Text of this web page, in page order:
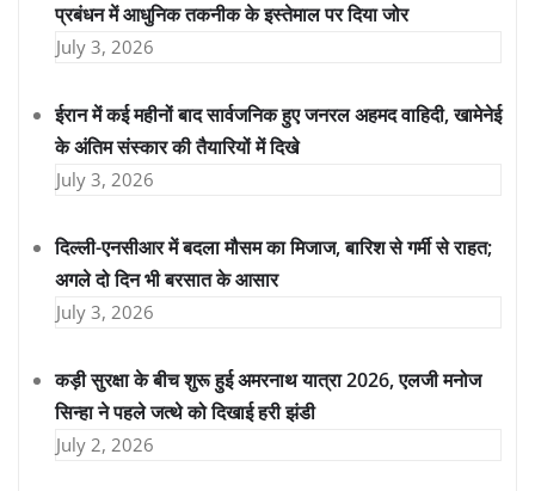
प्रबंधन में आधुनिक तकनीक के इस्तेमाल पर दिया जोर
July 3, 2026
ईरान में कई महीनों बाद सार्वजनिक हुए जनरल अहमद वाहिदी, खामेनेई
के अंतिम संस्कार की तैयारियों में दिखे
July 3, 2026
दिल्ली-एनसीआर में बदला मौसम का मिजाज, बारिश से गर्मी से राहत;
अगले दो दिन भी बरसात के आसार
July 3, 2026
कड़ी सुरक्षा के बीच शुरू हुई अमरनाथ यात्रा 2026, एलजी मनोज
सिन्हा ने पहले जत्थे को दिखाई हरी झंडी
July 2, 2026